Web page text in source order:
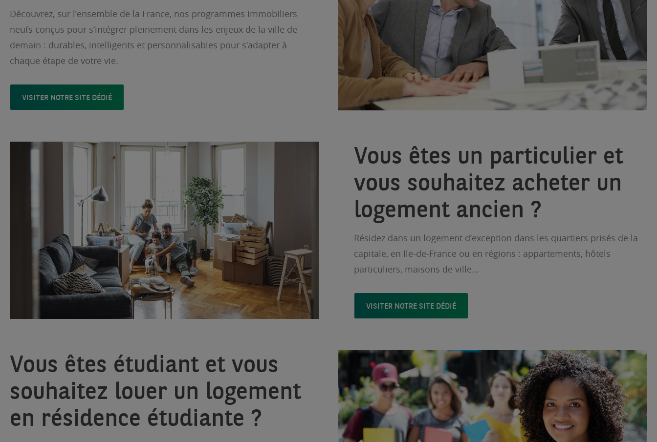
Découvrez, sur l’ensemble de la France, nos programmes immobiliers
neufs conçus pour s’intégrer pleinement dans les enjeux de la ville de
demain : durables, intelligents et personnalisables pour s’adapter à
chaque étape de votre vie.
VISITER NOTRE SITE DÉDIÉ
Vous êtes un particulier et
vous souhaitez acheter un
logement ancien ?
Résidez dans un logement d’exception dans les quartiers prisés de la
capitale, en Ile-de-France ou en régions : appartements, hôtels
particuliers, maisons de ville…
VISITER NOTRE SITE DÉDIÉ
Vous êtes étudiant et vous
souhaitez louer un logement
en résidence étudiante ?